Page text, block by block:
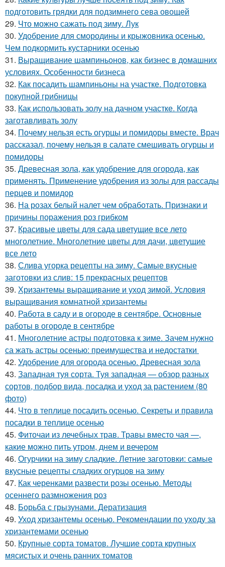
подготовить грядки для подзимнего сева овощей
29. Что можно сажать под зиму. Лук
30. Удобрение для смородины и крыжовника осенью.
Чем подкормить кустарники осенью
31. Выращивание шампиньонов, как бизнес в домашних
условиях. Особенности бизнеса
32. Как посадить шампиньоны на участке. Подготовка
покупной грибницы
33. Как использовать золу на дачном участке. Когда
заготавливать золу
34. Почему нельзя есть огурцы и помидоры вместе. Врач
рассказал, почему нельзя в салате смешивать огурцы и
помидоры
35. Древесная зола, как удобрение для огорода, как
применять. Применение удобрения из золы для рассады
перцев и помидор
36. На розах белый налет чем обработать. Признаки и
причины поражения роз грибком
37. Красивые цветы для сада цветущие все лето
многолетние. Многолетние цветы для дачи, цветущие
все лето
38. Слива угорка рецепты на зиму. Самые вкусные
заготовки из слив: 15 прекрасных рецептов
39. Хризантемы выращивание и уход зимой. Условия
выращивания комнатной хризантемы
40. Работа в саду и в огороде в сентябре. Основные
работы в огороде в сентябре
41. Многолетние астры подготовка к зиме. Зачем нужно
са жать астры осенью: преимущества и недостатки
42. Удобрение для огорода осенью. Древесная зола
43. Западная туя сорта. Туя западная — обзор разных
сортов, подбор вида, посадка и уход за растением (80
фото)
44. Что в теплице посадить осенью. Секреты и правила
посадки в теплице осенью
45. Фиточаи из лечебных трав. Травы вместо чая —,
какие можно пить утром, днем и вечером
46. Огурчики на зиму сладкие. Летние заготовки: самые
вкусные рецепты сладких огурцов на зиму
47. Как черенками развести розы осенью. Методы
осеннего размножения роз
48. Борьба с грызунами. Дератизация
49. Уход хризантемы осенью. Рекомендации по уходу за
хризантемами осенью
50. Крупные сорта томатов. Лучшие сорта крупных
мясистых и очень ранних томатов